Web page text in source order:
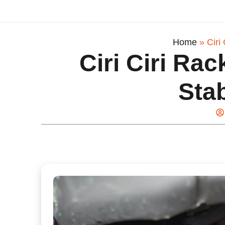
Home» Ciri
Ciri Ciri